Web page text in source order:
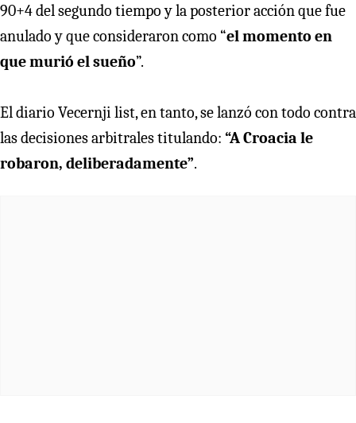
90+4 del segundo tiempo y la posterior acción que fue
anulado y que consideraron como “el momento en
que murió el sueño”.
El diario Vecernji list, en tanto, se lanzó con todo contra
las decisiones arbitrales titulando: “A Croacia le
robaron, deliberadamente”.